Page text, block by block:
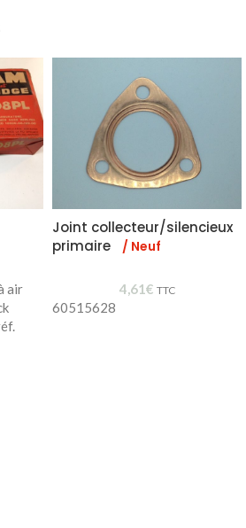
air
Joint collecteur/silencieux
primaire
/ Neuf
4,61€ TTC
60515628